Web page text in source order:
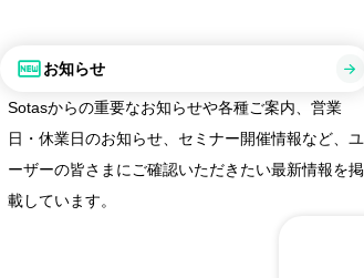
お知らせ
Sotasからの重要なお知らせや各種ご案内、営業
日・休業日のお知らせ、セミナー開催情報など、ユ
ーザーの皆さまにご確認いただきたい最新情報を掲
載しています。